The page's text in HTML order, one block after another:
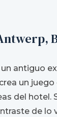
un antiguo
crea un juego
del hotel.
de lo